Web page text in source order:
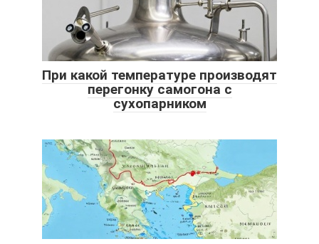
При какой температуре производят
перегонку самогона с
сухопарником